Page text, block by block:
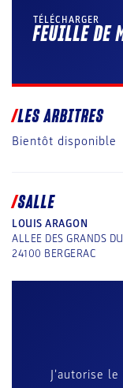
TÉLÉCHARGER
FEUILLE DE
LES ARBITRES
Bientôt disponible
SALLE
LOUIS ARAGON
ALLEE DES GRANDS
24100 BERGERAC
J'autorise